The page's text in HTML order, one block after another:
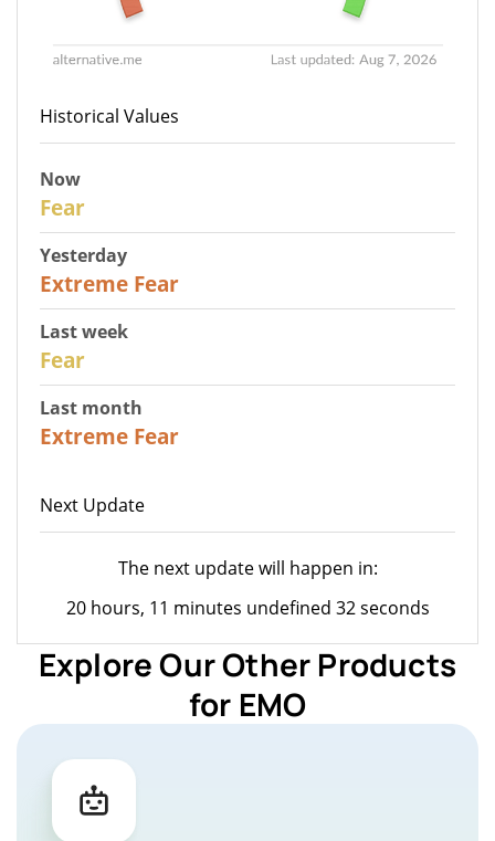
Historical Values
Now
Fear
Yesterday
Extreme Fear
Last week
Fear
Last month
Extreme Fear
Next Update
The next update will happen in:
20 hours, 11 minutes undefined 32 seconds
Explore Our Other Products
for EMO